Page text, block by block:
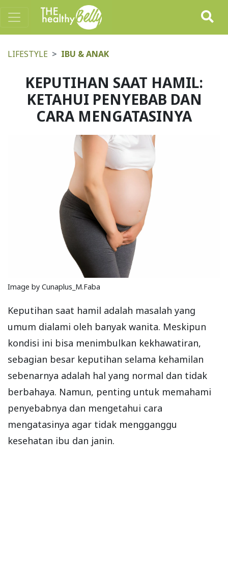
LIFESTYLE IBU & ANAK
KEPUTIHAN SAAT HAMIL:
KETAHUI PENYEBAB DAN
CARA MENGATASINYA
Image by Cunaplus_M.Faba
Keputihan saat hamil adalah masalah yang
umum dialami oleh banyak wanita. Meskipun
kondisi ini bisa menimbulkan kekhawatiran,
sebagian besar keputihan selama kehamilan
sebenarnya adalah hal yang normal dan tidak
berbahaya. Namun, penting untuk memahami
penyebabnya dan mengetahui cara
mengatasinya agar tidak mengganggu
kesehatan ibu dan janin.